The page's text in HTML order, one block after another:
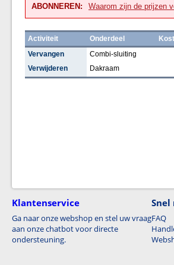
ABONNEREN: Waarom zijn de prijzen
Activiteit Onderdeel
Vervangen
Combi-sluiting
Verwijderen
Dakraam
Klantenservice
Ga naar onze webshop en stel uw vraag
aan onze chatbot voor directe
ondersteuning.
Snel
FAQ